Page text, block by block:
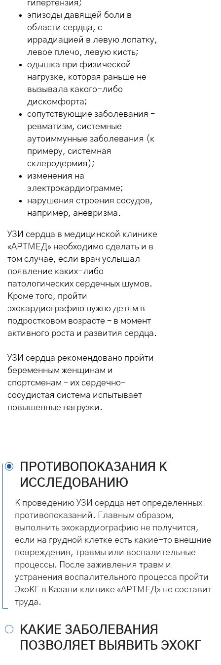
гипертензия;
эпизоды давящей боли в
области сердца, с
иррадиацией в левую лопатку,
левое плечо, левую кисть;
одышка при физической
нагрузке, которая раньше не
вызывала какого-либо
дискомфорта;
сопутствующие заболевания –
ревматизм, системные
аутоиммунные заболевания (к
примеру, системная
склеродермия);
изменения на
электрокардиограмме;
нарушения строения сосудов,
например, аневризма.
УЗИ сердца в медицинской клинике
«АРТМЕД» необходимо сделать и в
том случае, если врач услышал
появление каких-либо
патологических сердечных шумов.
Кроме того, пройти
эхокардиографию нужно детям в
подростковом возрасте – в момент
активного роста и развития сердца.
УЗИ сердца рекомендовано пройти
беременным женщинам и
спортсменам – их сердечно-
сосудистая система испытывает
повышенные нагрузки.
ПРОТИВОПОКАЗАНИЯ К
ИССЛЕДОВАНИЮ
К проведению УЗИ сердца нет определенных
противопоказаний. Главным образом,
выполнить эхокардиографию не получится,
если на грудной клетке есть какие-то внешние
повреждения, травмы или воспалительные
процессы. После заживления травм и
устранения воспалительного процесса пройти
ЭхоКГ в Казани клинике «АРТМЕД» не составит
труда.
КАКИЕ ЗАБОЛЕВАНИЯ
ПОЗВОЛЯЕТ ВЫЯВИТЬ ЭХОКГ